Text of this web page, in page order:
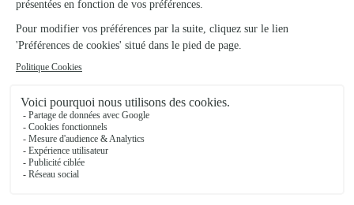
Cimetière de la Biolle dans le 73. Mon cousin m’a dit que le
bouquet et le mot était magnifique..…
25/04/2026
★ ★ ★ ★ ★
Très pratique quand on est très éloigné.
Très pratique quand on est très éloigné.